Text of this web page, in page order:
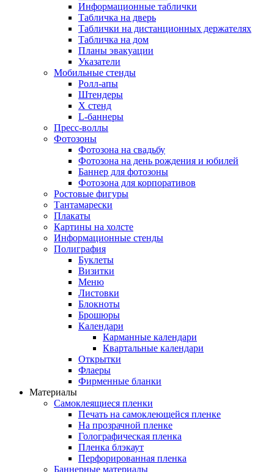
Информационные таблички
Табличка на дверь
Таблички на дистанционных держателях
Табличка на дом
Планы эвакуации
Указатели
Мобильные стенды
Ролл-апы
Штендеры
Х стенд
L-баннеры
Пресс-воллы
Фотозоны
Фотозона на свадьбу
Фотозона на день рождения и юбилей
Баннер для фотозоны
Фотозона для корпоративов
Ростовые фигуры
Тантамарески
Плакаты
Картины на холсте
Информационные стенды
Полиграфия
Буклеты
Визитки
Меню
Листовки
Блокноты
Брошюры
Календари
Карманные календари
Квартальные календари
Открытки
Флаеры
Фирменные бланки
Материалы
Самоклеящиеся пленки
Печать на самоклеющейся пленке
На прозрачной пленке
Голографическая пленка
Пленка блэкаут
Перфорированная пленка
Баннерные материалы